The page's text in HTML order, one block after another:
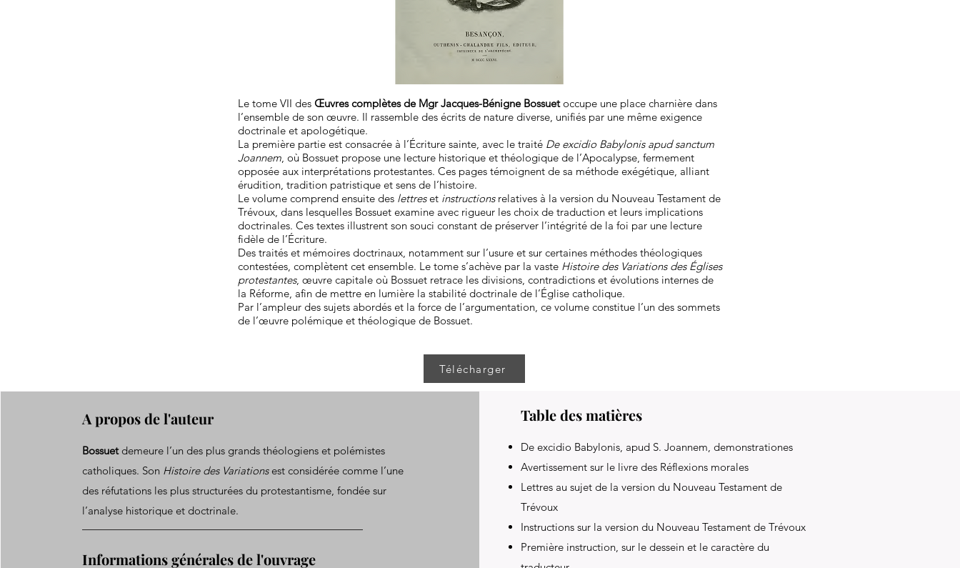
Le tome VII des Œuvres complètes de Mgr Jacques-Bénigne Bossuetoccupe une place charnière dans
l’ensemble de son œuvre. Il rassemble des écrits de nature diverse, unifiés par une même exigence
doctrinale et apologétique.
La première partie est consacrée à l’Écriture sainte, avec le traité De excidio Babylonis apud sanctum
Joannem, où Bossuet propose une lecture historique et théologique de l’Apocalypse, fermement
opposée aux interprétations protestantes. Ces pages témoignent de sa méthode exégétique, alliant
érudition, tradition patristique et sens de l’histoire.
Le volume comprend ensuite des lettreset instructionsrelatives à la version du Nouveau Testament de
Trévoux, dans lesquelles Bossuet examine avec rigueur les choix de traduction et leurs implications
doctrinales. Ces textes illustrent son souci constant de préserver l’intégrité de la foi par une lecture
fidèle de l’Écriture.
Des traités et mémoires doctrinaux, notamment sur l’usure et sur certaines méthodes théologiques
contestées, complètent cet ensemble. Le tome s’achève par la vaste Histoire des Variations des Églises
protestantes, œuvre capitale où Bossuet retrace les divisions, contradictions et évolutions internes de
la Réforme, afin de mettre en lumière la stabilité doctrinale de l’Église catholique.
Par l’ampleur des sujets abordés et la force de l’argumentation, ce volume constitue l’un des sommets
de l’œuvre polémique et théologique de Bossuet.
Télécharger
A propos de l'auteur
Bossuetdemeure l’un des plus grands théologiens et polémistes
catholiques. Son Histoire des Variationsest considérée comme l’une
des réfutations les plus structurées du protestantisme, fondée sur
l’analyse historique et doctrinale.
Informations générales de l'ouvrage
Table des matières
De excidio Babylonis, apud S. Joannem, demonstrationes
Avertissement sur le livre des Réflexions morales
Lettres au sujet de la version du Nouveau Testament de
Trévoux
Instructions sur la version du Nouveau Testament de Trévoux
Première instruction, sur le dessein et le caractère du